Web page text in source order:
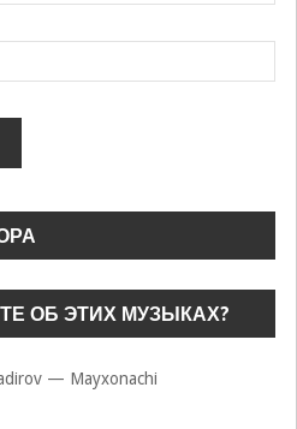
ОБ ЭТИХ МУЗЫКАХ?
— Mayxonachi